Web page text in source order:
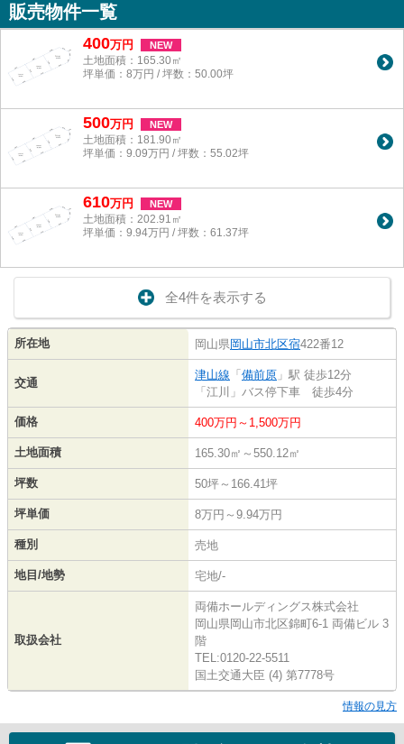
販売物件一覧
400万円 NEW
土地面積：165.30㎡
坪単価：8万円 / 坪数：50.00坪
500万円 NEW
土地面積：181.90㎡
坪単価：9.09万円 / 坪数：55.02坪
610万円 NEW
土地面積：202.91㎡
坪単価：9.94万円 / 坪数：61.37坪
全4件を表示する
所在地 岡山県岡山市北区宿422番12
交通
津山線 「備前原 」駅 徒歩12分
「江川」バス停下車 徒歩4分
価格 400万円～1,500万円
土地面積 165.30㎡～550.12㎡
坪数 50坪～166.41坪
坪単価 8万円～9.94万円
種別 売地
地目/地勢 宅地/-
取扱会社
両備ホールディングス株式会社
岡山県岡山市北区錦町6-1 両備ビル 3
階
TEL:0120-22-5511
国土交通大臣 (4) 第7778号
情報の見方